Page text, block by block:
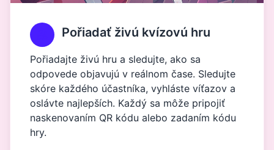
Pořiadať živú kvízovú hru
Pořiadajte živú hru a sledujte, ako sa
odpovede objavujú v reálnom čase. Sledujte
skóre každého účastníka, vyhláste víťazov a
oslávte najlepších. Každý sa môže pripojiť
naskenovaním QR kódu alebo zadaním kódu
hry.